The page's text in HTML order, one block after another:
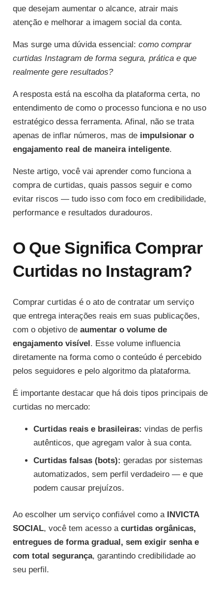
que desejam aumentar o alcance, atrair mais
atenção e melhorar a imagem social da conta.
Mas surge uma dúvida essencial: como comprar
curtidas Instagram de forma segura, prática e que
realmente gere resultados?
A resposta está na escolha da plataforma certa, no
entendimento de como o processo funciona e no uso
estratégico dessa ferramenta. Afinal, não se trata
apenas de inflar números, mas de impulsionar o
engajamento real de maneira inteligente.
Neste artigo, você vai aprender como funciona a
compra de curtidas, quais passos seguir e como
evitar riscos — tudo isso com foco em credibilidade,
performance e resultados duradouros.
O Que Significa Comprar
Curtidas no Instagram?
Comprar curtidas é o ato de contratar um serviço
que entrega interações reais em suas publicações,
com o objetivo de aumentar o volume de
engajamento visível. Esse volume influencia
diretamente na forma como o conteúdo é percebido
pelos seguidores e pelo algoritmo da plataforma.
É importante destacar que há dois tipos principais de
curtidas no mercado:
Curtidas reais e brasileiras: vindas de perfis
autênticos, que agregam valor à sua conta.
Curtidas falsas (bots): geradas por sistemas
automatizados, sem perfil verdadeiro — e que
podem causar prejuízos.
Ao escolher um serviço confiável como a INVICTA
SOCIAL, você tem acesso a curtidas orgânicas,
entregues de forma gradual, sem exigir senha e
com total segurança, garantindo credibilidade ao
seu perfil.